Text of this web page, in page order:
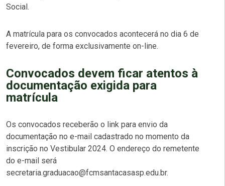
Social.
A matrícula para os convocados acontecerá no dia 6 de
fevereiro, de forma exclusivamente on-line.
Convocados devem ficar atentos à
documentação exigida para
matrícula
Os convocados receberão o link para envio da
documentação no e-mail cadastrado no momento da
inscrição no Vestibular 2024. O endereço do remetente
do e-mail será
secretaria.graduacao@fcmsantacasasp.edu.br.